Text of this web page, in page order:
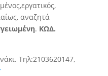
εργατικός,
αναζητά
. ΚΩΔ.
Τηλ:2103620147,